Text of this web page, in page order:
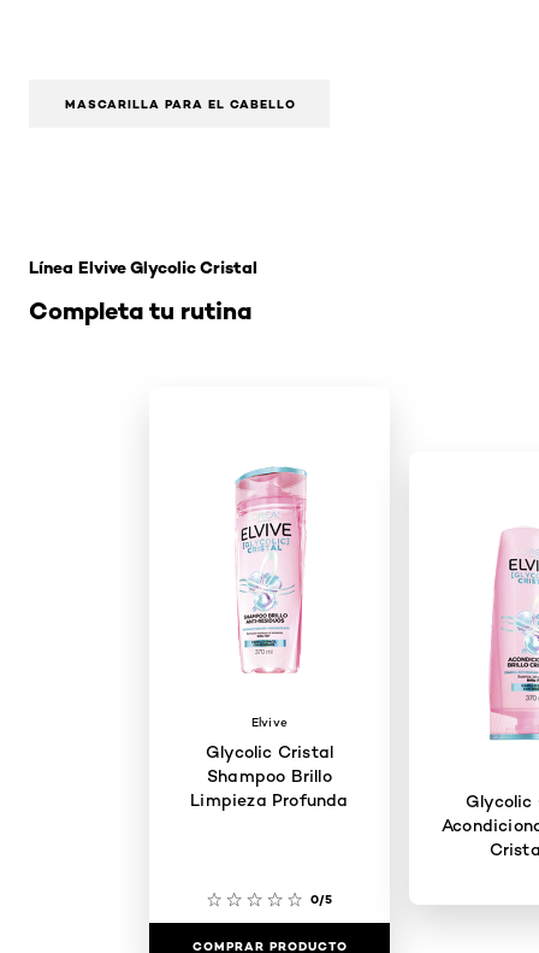
MASCARILLA PARA EL CABELLO
Completa tu rutina
Línea Elvive Glycolic Cristal
Elvive
Glycolic Cristal
Shampoo Brillo
Limpieza Profunda
0/5
COMPRAR PRODUCTO
Glycolic